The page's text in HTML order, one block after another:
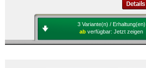
3 Variante(n) / Erhaltung(en)
ab verfügbar: Jetzt zeigen